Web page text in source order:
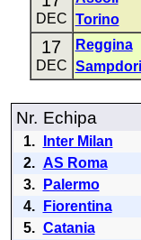
DEC Torino
17
DEC
Reggina
Nr. Echipa
1. Inter Milan
2. AS Roma
3.
Palermo
4.
Fiorentina
5. Catania